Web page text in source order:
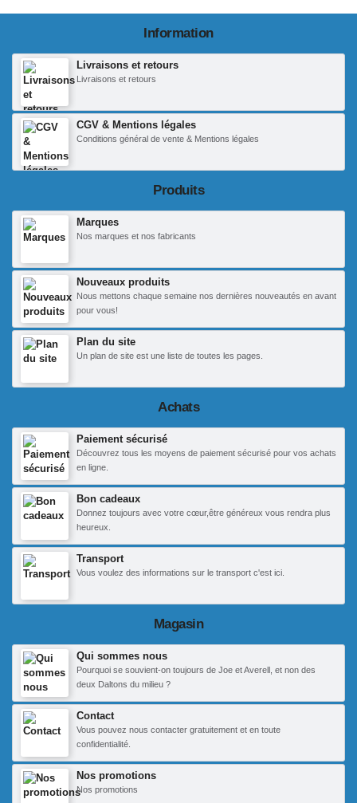
Information
Livraisons et retours
Livraisons et retours
CGV & Mentions légales
Conditions général de vente & Mentions légales
Produits
Marques
Nos marques et nos fabricants
Nouveaux produits
Nous mettons chaque semaine nos dernières nouveautés en avant
pour vous!
Plan du site
Un plan de site est une liste de toutes les pages.
Achats
Paiement sécurisé
Découvrez tous les moyens de paiement sécurisé pour vos achats
en ligne.
Bon cadeaux
Donnez toujours avec votre cœur,être généreux vous rendra plus
heureux.
Transport
Vous voulez des informations sur le transport c'est ici.
Magasin
Qui sommes nous
Pourquoi se souvient-on toujours de Joe et Averell, et non des
deux Daltons du milieu ?
Contact
Vous pouvez nous contacter gratuitement et en toute
confidentialité.
Nos promotions
Nos promotions